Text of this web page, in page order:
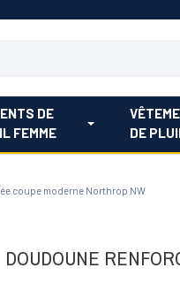
DE
FEMME
DE
coupe moderne Northrop NW
DOUDOUNE